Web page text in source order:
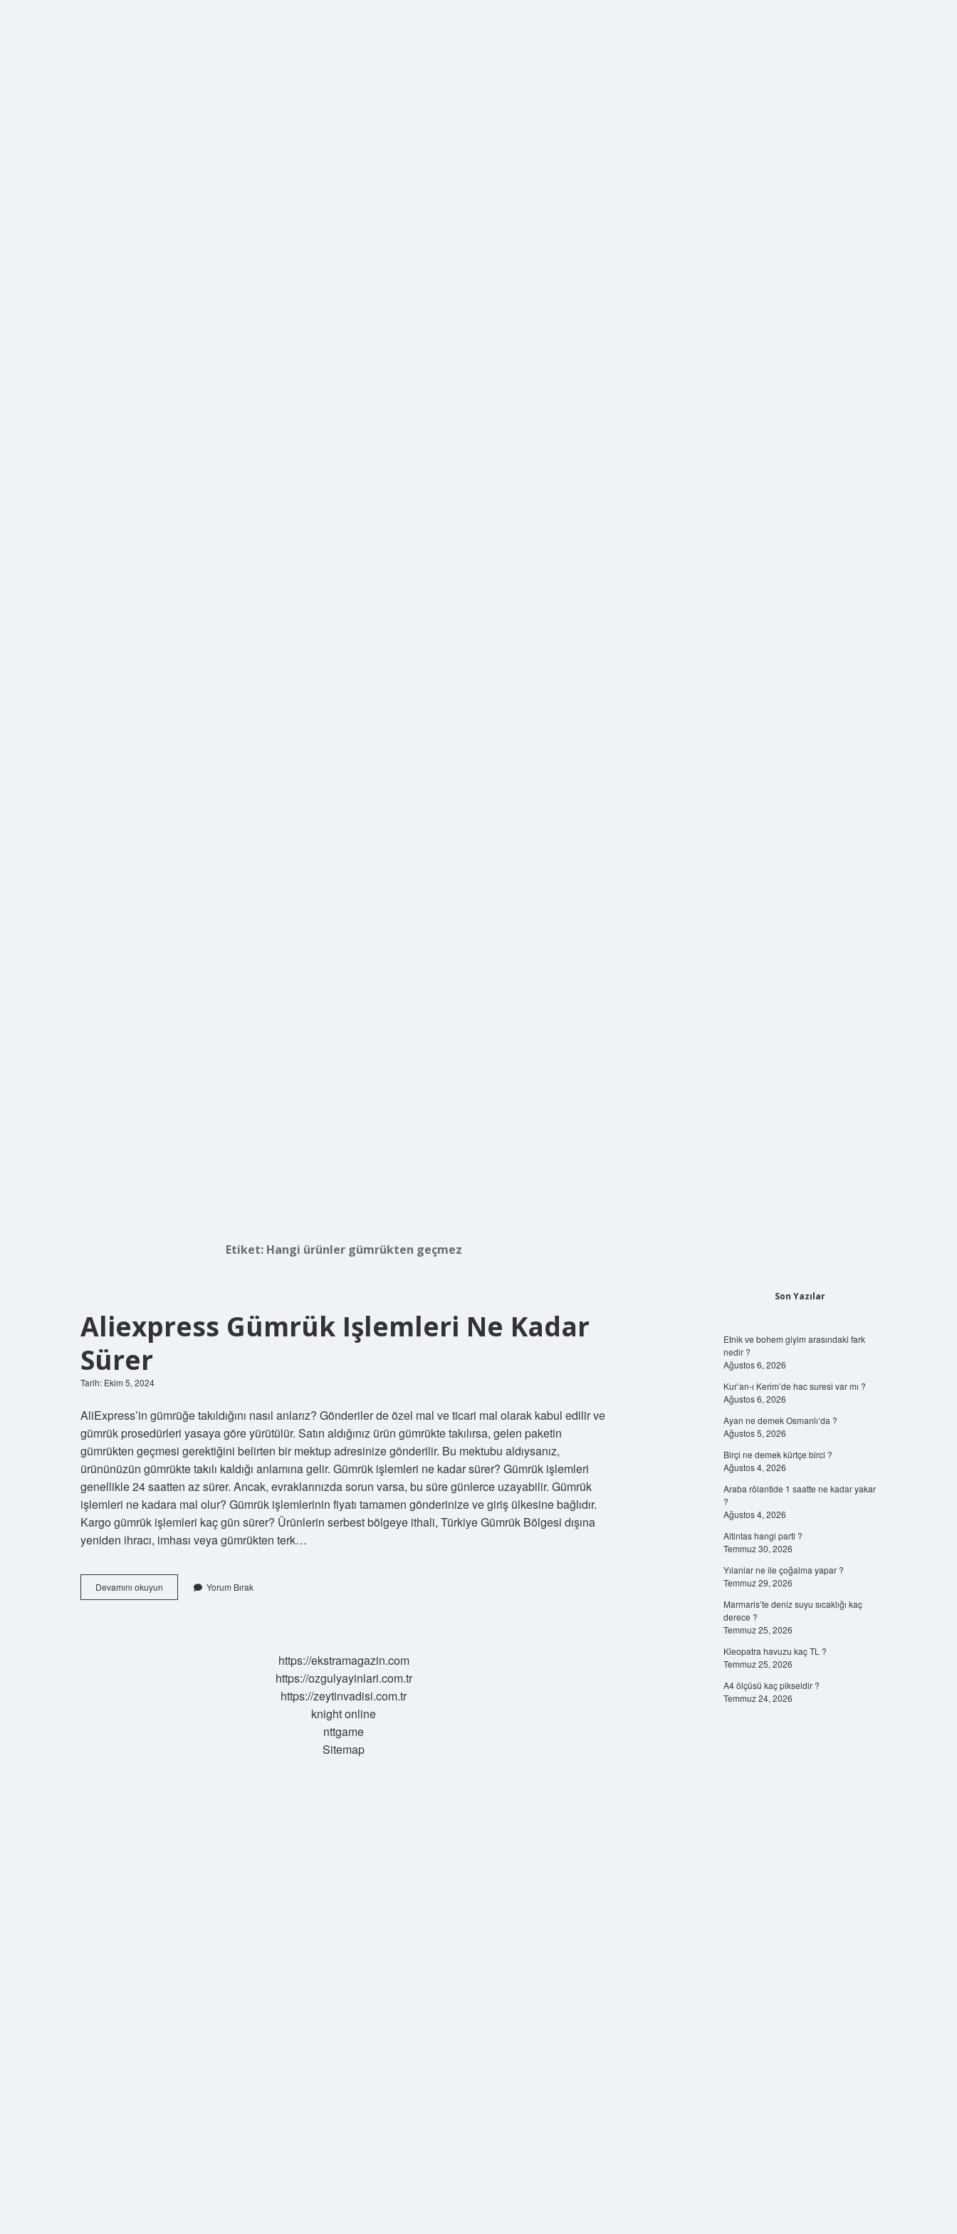
Etiket: Hangi ürünler gümrükten geçmez
Aliexpress Gümrük Işlemleri Ne Kadar
Sürer
Tarih: Ekim 5, 2024
AliExpress’in gümrüğe takıldığını nasıl anlarız? Gönderiler de özel mal ve ticari mal olarak kabul edilir ve
gümrük prosedürleri yasaya göre yürütülür. Satın aldığınız ürün gümrükte takılırsa, gelen paketin
gümrükten geçmesi gerektiğini belirten bir mektup adresinize gönderilir. Bu mektubu aldıysanız,
ürününüzün gümrükte takılı kaldığı anlamına gelir. Gümrük işlemleri ne kadar sürer? Gümrük işlemleri
genellikle 24 saatten az sürer. Ancak, evraklarınızda sorun varsa, bu süre günlerce uzayabilir. Gümrük
işlemleri ne kadara mal olur? Gümrük işlemlerinin fiyatı tamamen gönderinize ve giriş ülkesine bağlıdır.
Kargo gümrük işlemleri kaç gün sürer? Ürünlerin serbest bölgeye ithali, Türkiye Gümrük Bölgesi dışına
yeniden ihracı, imhası veya gümrükten terk…
Devamını okuyun Aliexpress
Gümrük
Yorum Bırak
https://ekstramagazin.com
https://ozgulyayinlari.com.tr
https://zeytinvadisi.com.tr
knight online
nttgame
Sitemap
Son Yazılar
Etnik ve bohem giyim arasındaki fark
nedir ?
Ağustos 6, 2026
Kur’an-ı Kerim’de hac suresi var mı ?
Ağustos 6, 2026
Ayan ne demek Osmanlı’da ?
Ağustos 5, 2026
Birçi ne demek kürtçe birci ?
Ağustos 4, 2026
Araba rölantide 1 saatte ne kadar yakar
?
Ağustos 4, 2026
Altintas hangi parti ?
Temmuz 30, 2026
Yılanlar ne ile çoğalma yapar ?
Temmuz 29, 2026
Marmaris’te deniz suyu sıcaklığı kaç
derece ?
Temmuz 25, 2026
Kleopatra havuzu kaç TL ?
Temmuz 25, 2026
A4 ölçüsü kaç pikseldir ?
Temmuz 24, 2026